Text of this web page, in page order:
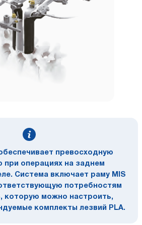
превосходную
при операциях на заднем
Система включает раму MIS
потребностям
которую можно настроить,
комплекты лезвий PLA.